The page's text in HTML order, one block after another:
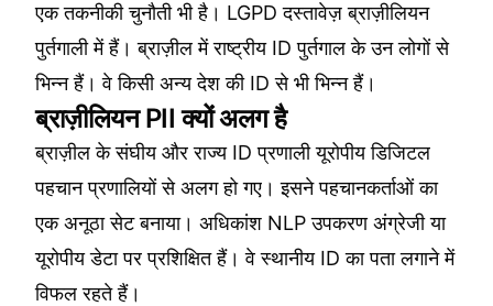
एक तकनीकी चुनौती भी है। LGPD दस्तावेज़ ब्राज़ीलियन
पुर्तगाली में हैं। ब्राज़ील में राष्ट्रीय ID पुर्तगाल के उन लोगों से
भिन्न हैं। वे किसी अन्य देश की ID से भी भिन्न हैं।
ब्राज़ीलियन PII क्यों अलग है
ब्राज़ील के संघीय और राज्य ID प्रणाली यूरोपीय डिजिटल
पहचान प्रणालियों से अलग हो गए। इसने पहचानकर्ताओं का
एक अनूठा सेट बनाया। अधिकांश NLP उपकरण अंग्रेजी या
यूरोपीय डेटा पर प्रशिक्षित हैं। वे स्थानीय ID का पता लगाने में
विफल रहते हैं।